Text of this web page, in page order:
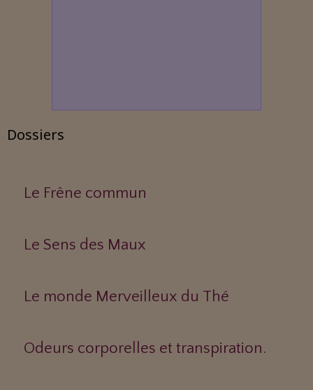
Dossiers
Le Frêne commun
Le Sens des Maux
Le monde Merveilleux du Thé
Odeurs corporelles et transpiration.